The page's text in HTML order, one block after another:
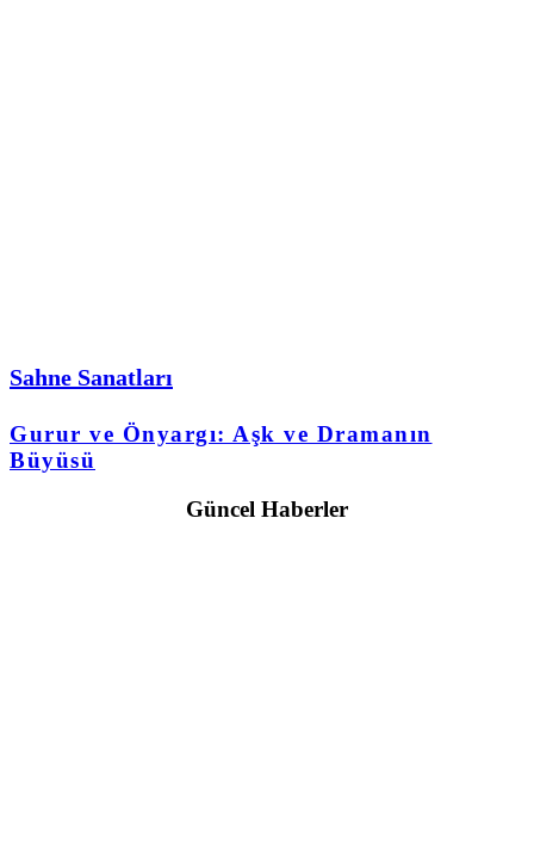
Sahne Sanatları
Gurur ve Önyargı: Aşk ve Dramanın
Büyüsü
Güncel Haberler